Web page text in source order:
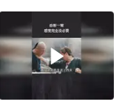
模特的恋情
部带头休假
挑大梁